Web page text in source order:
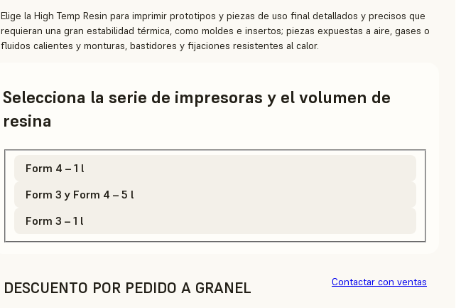
Elige la High Temp Resin para imprimir prototipos y piezas de uso final detallados y precisos que
requieran una gran estabilidad térmica, como moldes e insertos; piezas expuestas a aire, gases o
fluidos calientes y monturas, bastidores y fijaciones resistentes al calor.
Selecciona la serie de impresoras y el volumen de
resina
Form 4 – 1 l
Form 3 y Form 4 – 5 l
Form 3 – 1 l
DESCUENTO POR PEDIDO A GRANEL Contactar con ventas